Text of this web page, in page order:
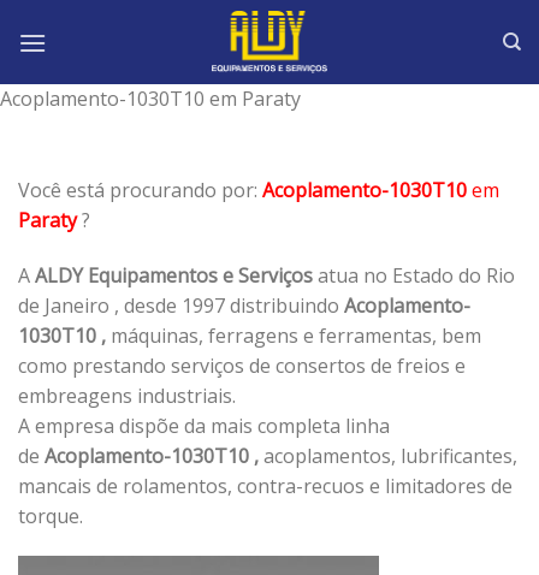
Acoplamento-1030T10 em Paraty
Você está procurando por: Acoplamento-1030T10em
Paraty?
AALDY Equipamentos e Serviçosatua no Estado do Rio
de Janeiro , desde 1997 distribuindo Acoplamento-
1030T10 , máquinas, ferragens e ferramentas, bem
como prestando serviços de consertos de freios e
embreagens industriais.
A empresa dispõe da mais completa linha
de Acoplamento-1030T10 ,acoplamentos, lubrificantes,
mancais de rolamentos, contra-recuos e limitadores de
torque.